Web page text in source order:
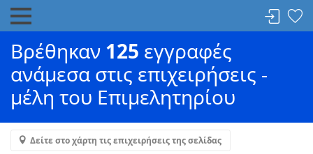
Βρέθηκαν 125 εγγραφές
ανάμεσα στις επιχειρήσεις -
μέλη του Επιμελητηρίου
Δείτε στο χάρτη τις επιχειρήσεις της σελίδας